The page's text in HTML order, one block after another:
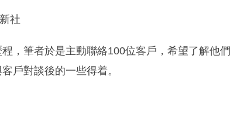
社
，筆者於是主動聯絡100位客戶，希望了解他們
戶對談後的一些得着。